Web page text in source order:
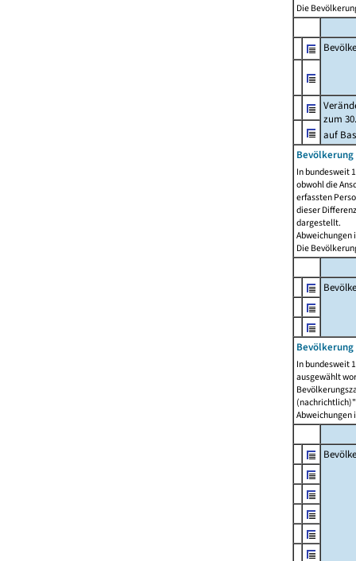
Die
zum
auf
Bevölkerung
In bundesweit
obwohl die
erfassten
dieser
dargestellt.
Abweichungen
Die
In bundesweit
ausgewählt
Abweichungen